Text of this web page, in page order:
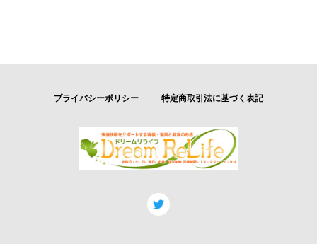
プライバシーポリシー 特定商取引法に基づく表記